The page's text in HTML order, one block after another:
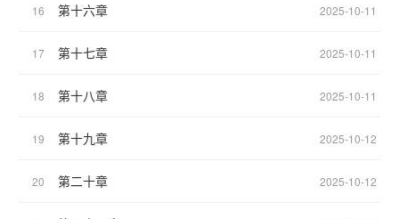
16 第十六章 2025-10-11
17 第十七章 2025-10-11
18 第十八章 2025-10-11
19 第十九章 2025-10-12
20 第二十章 2025-10-12